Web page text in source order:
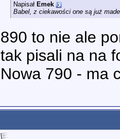
Napisał Emek
Babel, z ciekawości one są już
890 to nie ale
tak pisali na na
Nowa 790 - ma